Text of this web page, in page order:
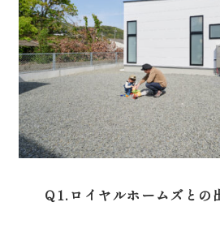
0120-
[営業時間] 9:00～18:00 [定
お問い合わせ･
Q1.ロイヤルホームズとの